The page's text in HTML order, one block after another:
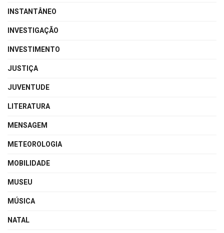
INSTANTÂNEO
INVESTIGAÇÃO
INVESTIMENTO
JUSTIÇA
JUVENTUDE
LITERATURA
MENSAGEM
METEOROLOGIA
MOBILIDADE
MUSEU
MÚSICA
NATAL